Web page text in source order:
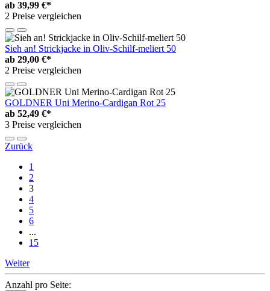
ab 39,99 €*
2 Preise vergleichen
Sieh an! Strickjacke in Oliv-Schilf-meliert 50
ab 29,00 €*
2 Preise vergleichen
GOLDNER Uni Merino-Cardigan Rot 25
ab 52,49 €*
3 Preise vergleichen
Zurück
1
2
3
4
5
6
...
15
Weiter
Anzahl pro Seite: